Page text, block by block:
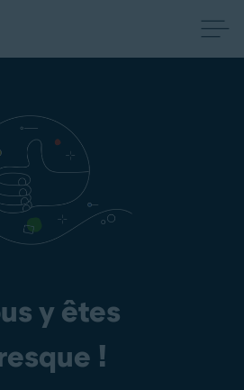
y êtes
!